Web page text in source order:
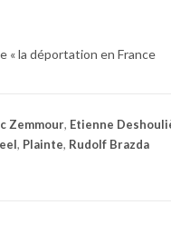
« la déportation en France
Zemmour, Etienne
, Plainte, Rudolf Brazda